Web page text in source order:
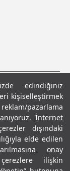
edindiğiniz
kişiselleştirmek
pazarlama
İnternet
dışındaki
elde edilen
onay
ilişkin
Şartlar ve Koşullar